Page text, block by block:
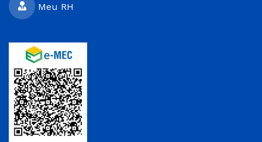
Meu RH